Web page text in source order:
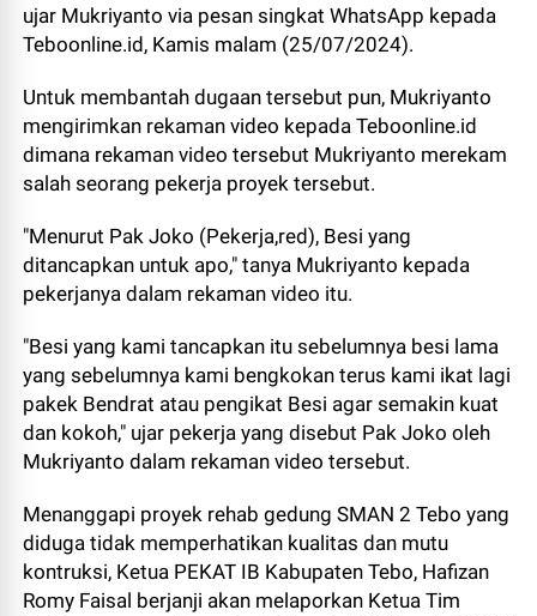
ujar Mukriyanto via pesan singkat WhatsApp kepada
Teboonline.id, Kamis malam (25/07/2024).
Untuk membantah dugaan tersebut pun, Mukriyanto
mengirimkan rekaman video kepada Teboonline.id
dimana rekaman video tersebut Mukriyanto merekam
salah seorang pekerja proyek tersebut.
"Menurut Pak Joko (Pekerja,red), Besi yang
ditancapkan untuk apo," tanya Mukriyanto kepada
pekerjanya dalam rekaman video itu.
"Besi yang kami tancapkan itu sebelumnya besi lama
yang sebelumnya kami bengkokan terus kami ikat lagi
pakek Bendrat atau pengikat Besi agar semakin kuat
dan kokoh," ujar pekerja yang disebut Pak Joko oleh
Mukriyanto dalam rekaman video tersebut.
Menanggapi proyek rehab gedung SMAN 2 Tebo yang
diduga tidak memperhatikan kualitas dan mutu
kontruksi, Ketua PEKAT IB Kabupaten Tebo, Hafizan
Romy Faisal berjanji akan melaporkan Ketua Tim